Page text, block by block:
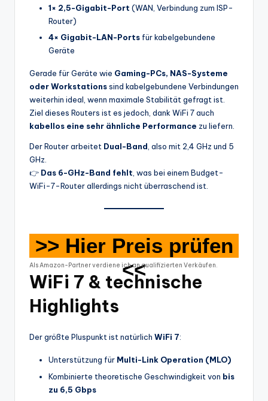
1× 2,5-Gigabit-Port (WAN, Verbindung zum ISP-
Router)
4× Gigabit-LAN-Ports für kabelgebundene
Geräte
Gerade für Geräte wie Gaming-PCs, NAS-Systeme
oder Workstationssind kabelgebundene Verbindungen
weiterhin ideal, wenn maximale Stabilität gefragt ist.
Ziel dieses Routers ist es jedoch, dank WiFi 7 auch
kabellos eine sehr ähnliche Performance zu liefern.
Der Router arbeitet Dual-Band, also mit 2,4 GHz und 5
GHz.
👉 Das 6-GHz-Band fehlt, was bei einem Budget-
WiFi-7-Router allerdings nicht überraschend ist.
>> Hier Preis prüfen
<<
Als Amazon-Partner verdiene ich an qualifizierten Verkäufen.
WiFi 7 & technische
Highlights
Der größte Pluspunkt ist natürlich WiFi 7:
Unterstützung für Multi-Link Operation (MLO)
Kombinierte theoretische Geschwindigkeit von bis
zu 6,5 Gbps